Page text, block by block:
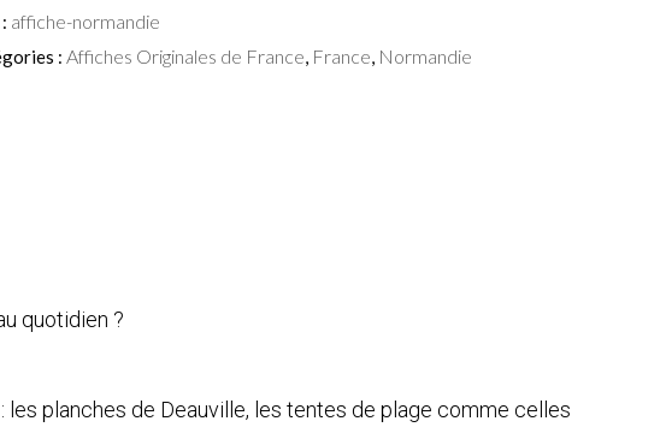
affiche-normandie
: Affiches Originales de France France Normandie
quotidien ?
les planches de Deauville, les tentes de plage comme celles